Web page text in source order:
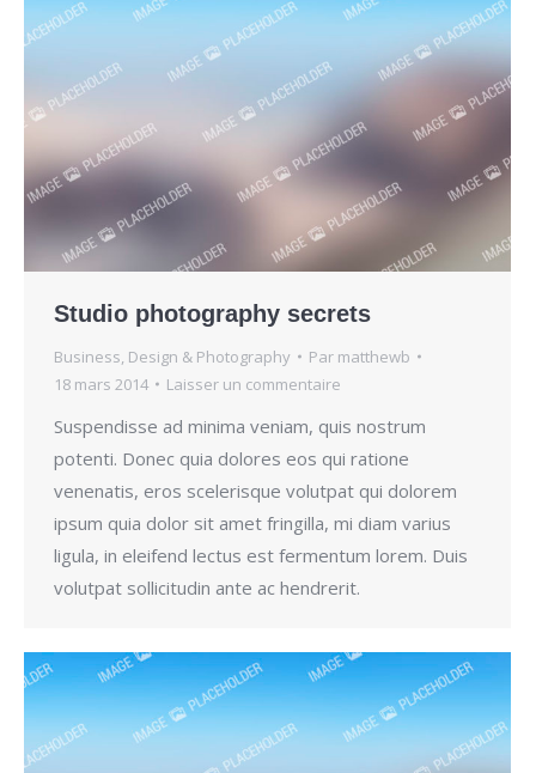
Studio photography secrets
Business, Design & Photography Par matthewb
18 mars 2014
Laisser un commentaire
Suspendisse ad minima veniam, quis nostrum
potenti. Donec quia dolores eos qui ratione
venenatis, eros scelerisque volutpat qui dolorem
ipsum quia dolor sit amet fringilla, mi diam varius
ligula, in eleifend lectus est fermentum lorem. Duis
volutpat sollicitudin ante ac hendrerit.